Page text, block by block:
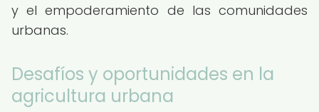
y el empoderamiento de las comunidades
urbanas.
Desafíos y oportunidades en la
agricultura urbana